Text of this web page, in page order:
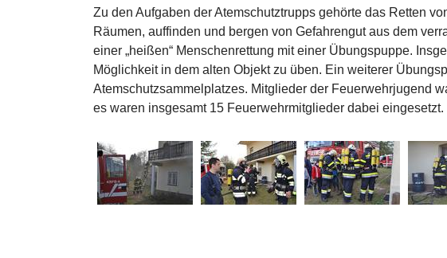
Zu den Aufgaben der Atemschutztrupps gehörte das Retten
Räumen, auffinden und bergen von Gefahrengut aus dem
einer „heißen“ Menschenrettung mit einer Übungspuppe.
Möglichkeit in dem alten Objekt zu üben. Ein weiterer
Atemschutzsammelplatzes. Mitglieder der Feuerwehrjugend
es waren insgesamt 15 Feuerwehrmitglieder dabei eingesetzt.